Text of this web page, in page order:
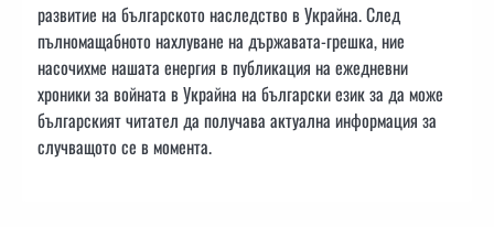
развитие на българското наследство в Украйна. След
пълномащабното нахлуване на държавата-грешка, ние
насочихме нашата енергия в публикация на ежедневни
хроники за войната в Украйна на български език за да може
българският читател да получава актуална информация за
случващото се в момента.